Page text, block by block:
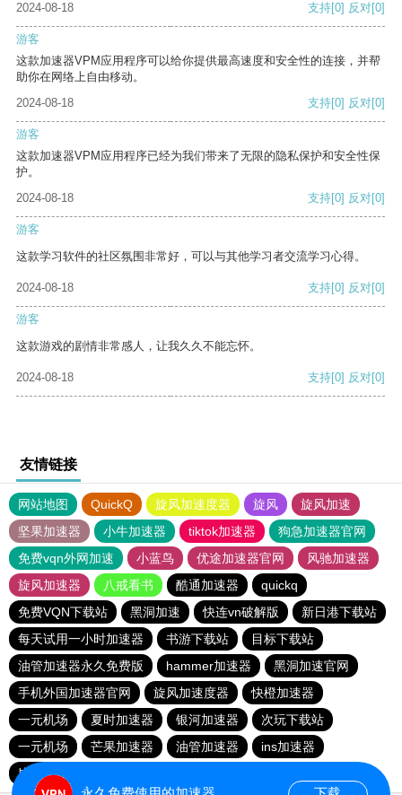
2024-08-18
支持[0] 反对[0]
游客
这款加速器VPM应用程序可以给你提供最高速度和安全性的连接，并帮
助你在网络上自由移动。
2024-08-18
支持[0] 反对[0]
游客
这款加速器VPM应用程序已经为我们带来了无限的隐私保护和安全性保
护。
2024-08-18
支持[0] 反对[0]
游客
这款学习软件的社区氛围非常好，可以与其他学习者交流学习心得。
2024-08-18 支持[0] 反对[0]
游客
这款游戏的剧情非常感人，让我久久不能忘怀。
2024-08-18 支持[0] 反对[0]
友情链接
网站地图 QuickQ 旋风加速度器 旋风
旋风加速
坚果加速器
小牛加速器 tiktok加速器
狗急加速器官网
免费vqn外网加速
小蓝鸟 优途加速器官网
风驰加速器
旋风加速器
八戒看书 酷通加速器
quickq
免费VQN下载站
黑洞加速 快连vn破解版
新日港下载站
每天试用一小时加速器
书游下载站
目标下载站
油管加速器永久免费版
hammer加速器
黑洞加速官网
手机外国加速器官网
旋风加速度器
快橙加速器
一元机场
夏时加速器 银河加速器
次玩下载站
一元机场
芒果加速器 油管加速器
ins加速器
毕竟乐民下载站